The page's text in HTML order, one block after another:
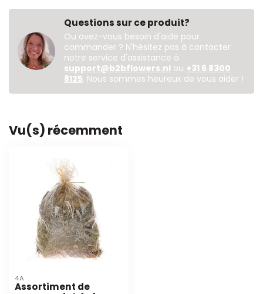
Questions sur ce produit?
Ou avez-vous besoin d'aide pour
commander ? N'hésitez pas à contacter
notre service d'assistance à
support@b2bflowers.nl ou +31 6 8300
8125. Nous sommes heureux de vous aider !
Vu(s) récemment
4A
Assortiment de